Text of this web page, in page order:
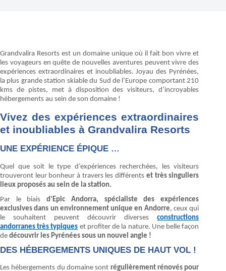
Grandvalira Resorts est un domaine unique où il fait bon vivre et
les voyageurs en quête de nouvelles aventures peuvent vivre des
expériences extraordinaires et inoubliables. Joyau des Pyrénées,
la plus grande station skiable du Sud de l’Europe comportant 210
kms de pistes, met à disposition des visiteurs, d’incroyables
hébergements au sein de son domaine !
Vivez des expériences extraordinaires
et inoubliables à Grandvalira Resorts
UNE EXPÉRIENCE ÉPIQUE …
Quel que soit le type d’expériences recherchées, les visiteurs
trouveront leur bonheur à travers les différents et très singuliers
lieux proposés au sein de la station.
Par le biaisd’Epic Andorra, spécialiste des expériences
exclusives dans un environnement unique en Andorre, ceux qui
le souhaitent peuvent découvrir diversesconstructions
andorranes très typiques et profiter de la nature. Une belle façon
de découvrir les Pyrénées sous un nouvel angle !
DES HÉBERGEMENTS UNIQUES DE HAUT VOL !
Les hébergements du domaine sont régulièrement rénovés pour